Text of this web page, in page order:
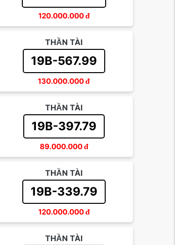
120.000.000đ
THẦN TÀI
19B-567.99
130.000.000đ
THẦN TÀI
19B-397.79
89.000.000đ
THẦN TÀI
19B-339.79
120.000.000đ
THẦN TÀI